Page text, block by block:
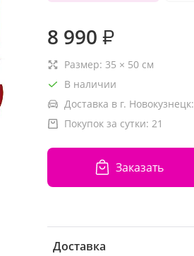
8 990 ₽
Размер: 35 × 50 см
В наличии
Доставка в г. Новокузнецк:
Покупок за сутки: 21
Заказать
Доставка